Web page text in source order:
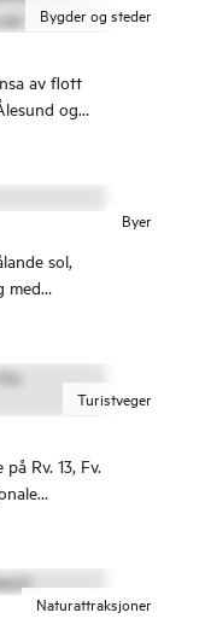
Bygder og steder
av flott
og
Byer
sol,
med
Turistveger
Rv. 13, Fv.
Naturattraksjoner